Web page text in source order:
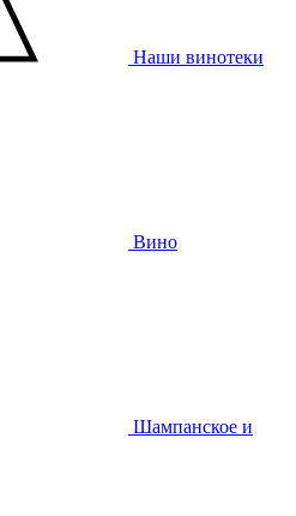
Наши винотеки
Вино
Шампанское и